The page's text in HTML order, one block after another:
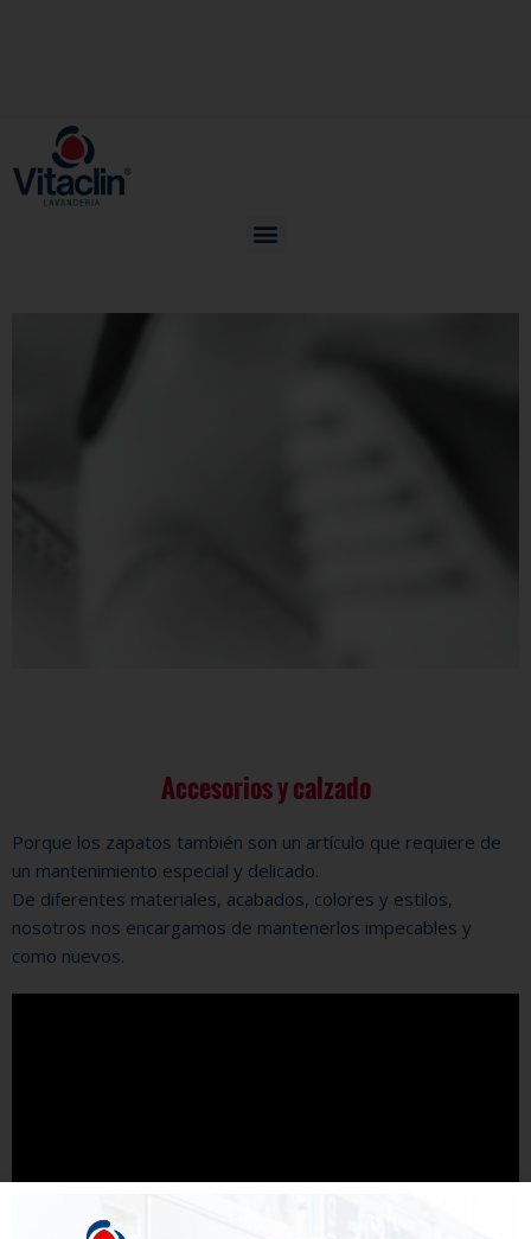
Accesorios y calzado
Porque los zapatos también son un artículo que requiere de
un mantenimiento especial y delicado.
De diferentes materiales, acabados, colores y estilos,
nosotros nos encargamos de mantenerlos impecables y
como nuevos.